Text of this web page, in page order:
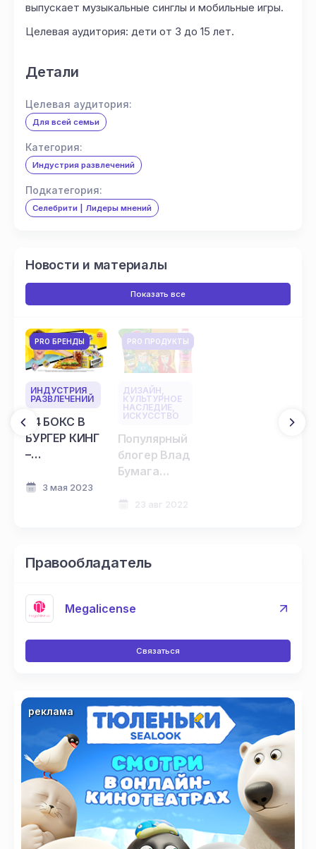
выпускает музыкальные синглы и мобильные игры.
Целевая аудитория: дети от 3 до 15 лет.
Детали
Целевая аудитория:
Для всей семьи
Категория:
Индустрия развлечений
Подкатегория:
Селебрити | Лидеры мнений
Новости и материалы
Показать все
PRO БРЕНДЫ
ИНДУСТРИЯ
РАЗВЛЕЧЕНИЙ
А4 БОКС В
БУРГЕР КИНГ
–
E+ AWARDS
3 мая 2023
PRO ПРОДУКТЫ
ДИЗАЙН,
КУЛЬТУРНОЕ
НАСЛЕДИЕ,
ИСКУССТВО
Популярный
блогер Влад
Бумага
собственный
23 авг 2022
Правообладатель
Megalicense
Связаться
реклама